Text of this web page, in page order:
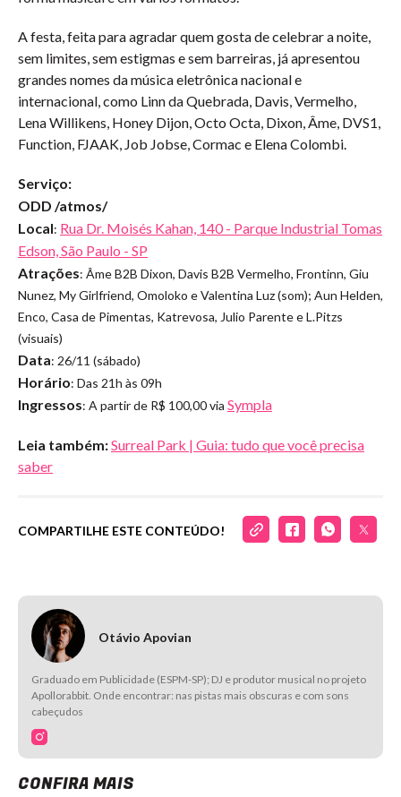
A festa, feita para agradar quem gosta de celebrar a noite,
sem limites, sem estigmas e sem barreiras, já apresentou
grandes nomes da música eletrônica nacional e
internacional, como Linn da Quebrada, Davis, Vermelho,
Lena Willikens, Honey Dijon, Octo Octa, Dixon, Âme, DVS1,
Function, FJAAK, Job Jobse, Cormac e Elena Colombi.
Serviço:
ODD /atmos/
Local: Rua Dr. Moisés Kahan, 140 - Parque Industrial Tomas
Edson, São Paulo - SP
Atrações: Âme B2B Dixon, Davis B2B Vermelho, Frontinn, Giu
Nunez, My Girlfriend, Omoloko e Valentina Luz (som); Aun Helden,
Enco, Casa de Pimentas, Katrevosa, Julio Parente e L.Pitzs
(visuais)
Data: 26/11 (sábado)
Horário: Das 21h às 09h
Ingressos: A partir de R$ 100,00 via Sympla
Leia também:Surreal Park | Guia: tudo que você precisa
saber
COMPARTILHE ESTE CONTEÚDO!
Otávio Apovian
Graduado em Publicidade (ESPM-SP); DJ e produtor musical no projeto
Apollorabbit. Onde encontrar: nas pistas mais obscuras e com sons
cabeçudos
CONFIRA MAIS